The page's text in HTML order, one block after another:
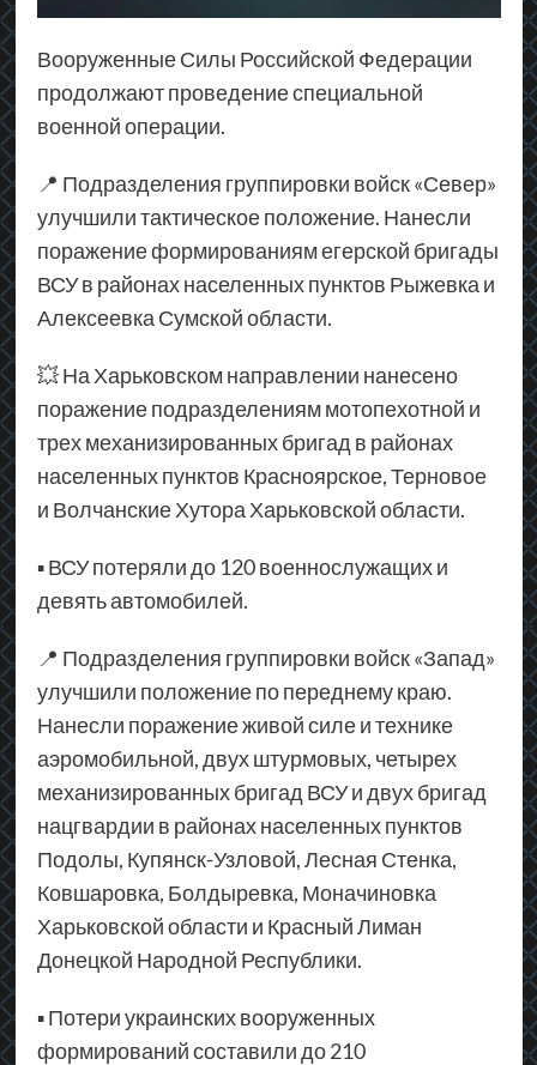
Вооруженные Силы Российской Федерации
продолжают проведение специальной
военной операции.
📍 Подразделения группировки войск «Север»
улучшили тактическое положение. Нанесли
поражение формированиям егерской бригады
ВСУ в районах населенных пунктов Рыжевка и
Алексеевка Сумской области.
💥 На Харьковском направлении нанесено
поражение подразделениям мотопехотной и
трех механизированных бригад в районах
населенных пунктов Красноярское, Терновое
и Волчанские Хутора Харьковской области.
▪ ВСУ потеряли до 120 военнослужащих и
девять автомобилей.
📍 Подразделения группировки войск «Запад»
улучшили положение по переднему краю.
Нанесли поражение живой силе и технике
аэромобильной, двух штурмовых, четырех
механизированных бригад ВСУ и двух бригад
нацгвардии в районах населенных пунктов
Подолы, Купянск-Узловой, Лесная Стенка,
Ковшаровка, Болдыревка, Моначиновка
Харьковской области и Красный Лиман
Донецкой Народной Республики.
▪ Потери украинских вооруженных
формирований составили до 210